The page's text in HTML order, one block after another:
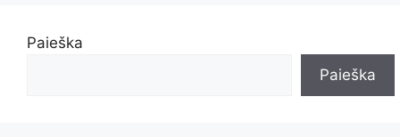
Paieška
Paieška